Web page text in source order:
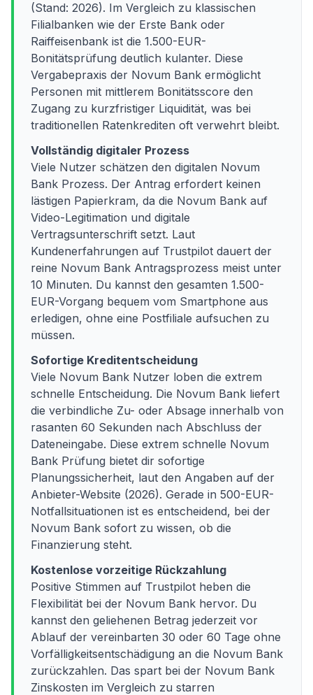
(Stand: 2026). Im Vergleich zu klassischen
Filialbanken wie der Erste Bank oder
Raiffeisenbank ist die 1.500-EUR-
Bonitätsprüfung deutlich kulanter. Diese
Vergabepraxis der Novum Bank ermöglicht
Personen mit mittlerem Bonitätsscore den
Zugang zu kurzfristiger Liquidität, was bei
traditionellen Ratenkrediten oft verwehrt bleibt.
Vollständig digitaler Prozess
Viele Nutzer schätzen den digitalen Novum
Bank Prozess. Der Antrag erfordert keinen
lästigen Papierkram, da die Novum Bank auf
Video-Legitimation und digitale
Vertragsunterschrift setzt. Laut
Kundenerfahrungen auf Trustpilot dauert der
reine Novum Bank Antragsprozess meist unter
10 Minuten. Du kannst den gesamten 1.500-
EUR-Vorgang bequem vom Smartphone aus
erledigen, ohne eine Postfiliale aufsuchen zu
müssen.
Sofortige Kreditentscheidung
Viele Novum Bank Nutzer loben die extrem
schnelle Entscheidung. Die Novum Bank liefert
die verbindliche Zu- oder Absage innerhalb von
rasanten 60 Sekunden nach Abschluss der
Dateneingabe. Diese extrem schnelle Novum
Bank Prüfung bietet dir sofortige
Planungssicherheit, laut den Angaben auf der
Anbieter-Website (2026). Gerade in 500-EUR-
Notfallsituationen ist es entscheidend, bei der
Novum Bank sofort zu wissen, ob die
Finanzierung steht.
Kostenlose vorzeitige Rückzahlung
Positive Stimmen auf Trustpilot heben die
Flexibilität bei der Novum Bank hervor. Du
kannst den geliehenen Betrag jederzeit vor
Ablauf der vereinbarten 30 oder 60 Tage ohne
Vorfälligkeitsentschädigung an die Novum Bank
zurückzahlen. Das spart bei der Novum Bank
Zinskosten im Vergleich zu starren